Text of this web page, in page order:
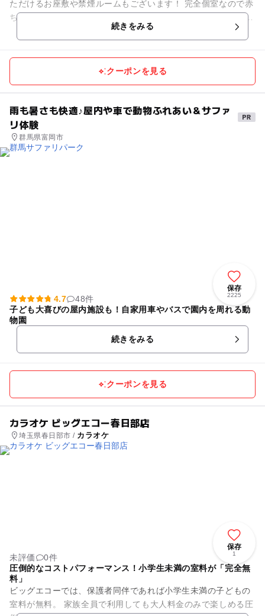
ただけるお座敷や禁煙ルームもございます！ 完全個室なので赤
ちゃんが泣いてしまっても大丈夫。 周りの目を気にせず、ママ
続きをみる
クーポンを見る
雨も暑さも快適♪屋内や車で動物ふれあい＆サファ
リ体験
群馬県富岡市
保存
2225
4.7
48件
子ども大喜びの屋内施設も！自家用車やバスで園内を周れる動
物園
続きをみる
クーポンを見る
カラオケ ビッグエコー春日部店
埼玉県春日部市 / カラオケ
保存
1
未評価
0件
圧倒的なコストパフォーマンス！小学生未満の室料が「完全無
料」
ビッグエコーでは、保護者同伴であれば小学生未満の子どもの
室料が無料。 家族全員で利用しても大人料金のみで楽しめる圧